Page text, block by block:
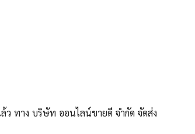
ว ทาง บริษัท ออนไลน์ขายดี จำกัด จัดส่ง